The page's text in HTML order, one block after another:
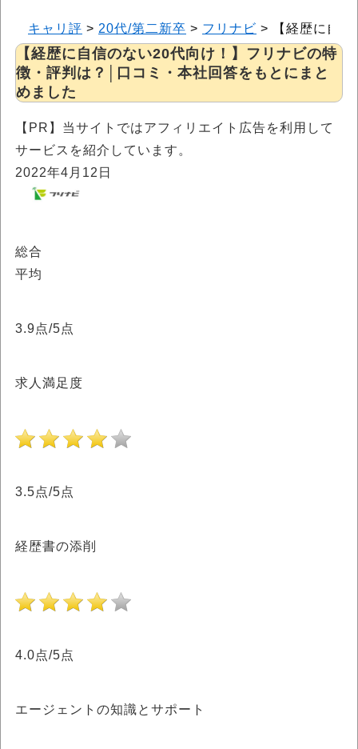
キャリ評 > 20代/第二新卒 > フリナビ > 【経歴に自
【経歴に自信のない20代向け！】フリナビの特
徴・評判は？│口コミ・本社回答をもとにまと
めました
【PR】当サイトではアフィリエイト広告を利用して
サービスを紹介しています。
2022年4月12日
総合
平均
3.9点/5点
求人満足度
3.5点/5点
経歴書の添削
4.0点/5点
エージェントの知識とサポート